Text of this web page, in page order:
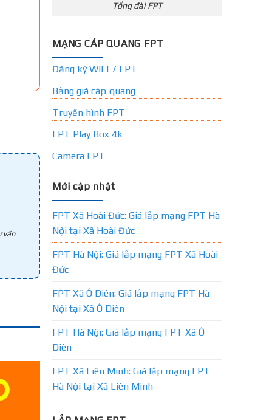
vấn
Tổng đài FPT
MẠNG CÁP QUANG FPT
Đăng ký WIFI 7 FPT
Bảng giá cáp quang
Truyền hình FPT
FPT Play Box 4k
Camera FPT
Mới cập nhật
FPT Xã Hoài Đức: Giá lắp mạng FPT Hà
Nội tại Xã Hoài Đức
FPT Hà Nội: Giá lắp mạng FPT Xã Hoài
Đức
FPT Xã Ô Diên: Giá lắp mạng FPT Hà
Nội tại Xã Ô Diên
FPT Hà Nội: Giá lắp mạng FPT Xã Ô
Diên
FPT Xã Liên Minh: Giá lắp mạng FPT
Hà Nội tại Xã Liên Minh